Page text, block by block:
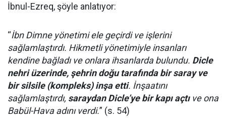
İbnul-Ezreq, şöyle anlatıyor:
“İbn Dimne yönetimi ele geçirdi ve işlerini
sağlamlaştırdı. Hikmetli yönetimiyle insanları
kendine bağladı ve onlara ihsanlarda bulundu. Dicle
nehri üzerinde, şehrin doğu tarafında bir saray ve
bir silsile (kompleks) inşa etti. İnşaatını
sağlamlaştırdı, saraydan Dicle’ye bir kapı açtıve ona
Babül-Hava adını verdi.” (s. 54)